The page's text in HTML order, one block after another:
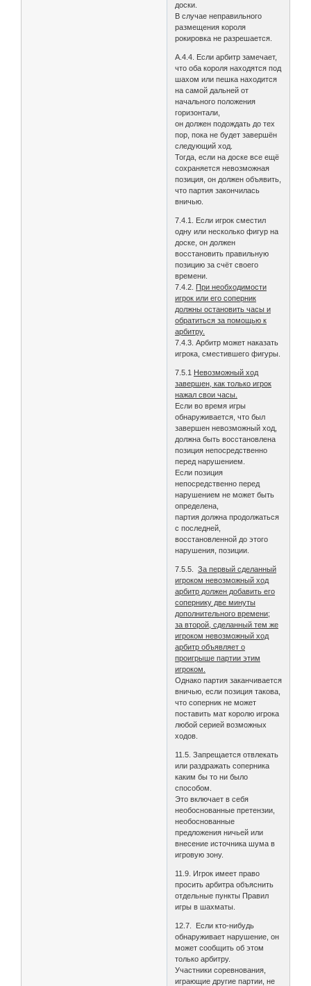
доски.
В случае неправильного
размещения короля
рокировка не разрешается.
А.4.4. Если арбитр замечает,
что оба короля находятся под
шахом или пешка находится
на самой дальней от
начального положения
горизонтали,
он должен подождать до тех
пор, пока не будет завершён
следующий ход.
Тогда, если на доске все ещё
сохраняется невозможная
позиция, он должен объявить,
что партия закончилась
вничью.
7.4.1. Если игрок сместил
одну или несколько фигур на
доске, он должен
восстановить правильную
позицию за счёт своего
времени.
7.4.2. При необходимости
игрок или его соперник
должны остановить часы и
обратиться за помощью к
арбитру.
7.4.3. Арбитр может наказать
игрока, сместившего фигуры.
7.5.1 Невозможный ход
завершен, как только игрок
нажал свои часы.
Если во время игры
обнаруживается, что был
завершен невозможный ход,
должна быть восстановлена
позиция непосредственно
перед нарушением.
Если позиция
непосредственно перед
нарушением не может быть
определена,
партия должна продолжаться
с последней,
восстановленной до этого
нарушения, позиции.
7.5.5.За первый сделанный
игроком невозможный ход
арбитр должен добавить его
сопернику две минуты
дополнительного времени;
за второй, сделанный тем же
игроком невозможный ход
арбитр объявляет о
проигрыше партии этим
игроком.
Однако партия заканчивается
вничью, если позиция такова,
что соперник не может
поставить мат королю игрока
любой серией возможных
ходов.
11.5. Запрещается отвлекать
или раздражать соперника
каким бы то ни было
способом.
Это включает в себя
необоснованные претензии,
необоснованные
предложения ничьей или
внесение источника шума в
игровую зону.
11.9. Игрок имеет право
просить арбитра объяснить
отдельные пункты Правил
игры в шахматы.
12.7. Если кто-нибудь
обнаруживает нарушение, он
может сообщить об этом
только арбитру.
Участники соревнования,
играющие другие партии, не